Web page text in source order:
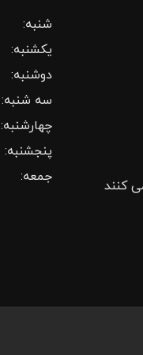
کنند
شنبه:
یکشنبه:
دوشنبه:
سه شنبه:
چهارشنبه:
پنجشنبه:
جمعه: